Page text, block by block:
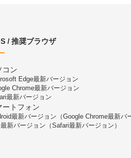
/ 推奨ブラウザ
ン
Edge最新バージョン
Chrome最新バージョン
最新バージョン
トフォン
最新バージョン（Google Chrome最新バ
新バージョン（Safari最新バージョン）